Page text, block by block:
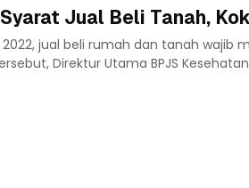
Jual Beli Tanah,
2022, jual beli rumah dan tanah wajib
Direktur Utama BPJS